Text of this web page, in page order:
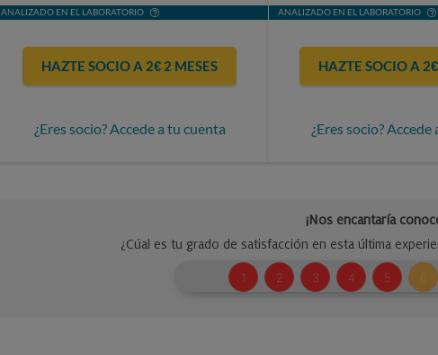
ANALIZADO EN EL LABORATORIO
HAZTE SOCIO A 2€ 2 MESES
¿Eres socio? Accede a tu cuenta
ANALIZADO EN EL LABORATORIO
HAZTE SOCIO A
¿Eres socio?